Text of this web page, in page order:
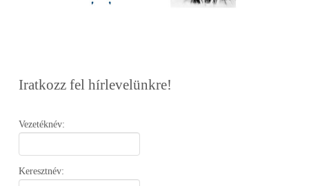
Iratkozz fel hírlevelünkre!
Vezetéknév:
Keresztnév: